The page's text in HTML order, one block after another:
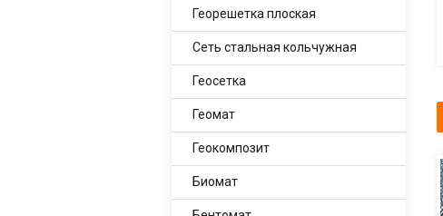
Георешетка плоская
Сеть стальная кольчужная
Геосетка
Геомат
Геокомпозит
Биомат